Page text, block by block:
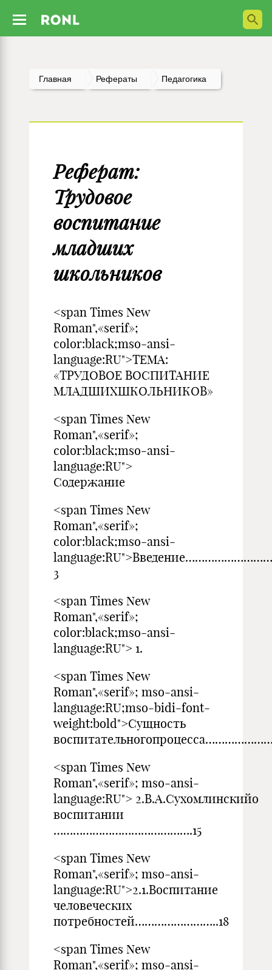
Главная Рефераты Педагогика
Реферат:
Трудовое
воспитание
младших
школьников
<span Times New
Roman",«serif»;
color:black;mso-ansi-
language:RU">ТЕМА:
«ТРУДОВОЕ ВОСПИТАНИЕ
МЛАДШИХШКОЛЬНИКОВ»
<span Times New
Roman",«serif»;
color:black;mso-ansi-
language:RU">
Содержание
<span Times New
Roman",«serif»;
color:black;mso-ansi-
3
<span Times New
Roman",«serif»;
color:black;mso-ansi-
language:RU"> 1.
<span Times New
Roman",«serif»; mso-ansi-
language:RU;mso-bidi-font-
weight:bold">Сущность
<span Times New
Roman",«serif»; mso-ansi-
language:RU"> 2.В.А.Сухомлинскийо
воспитании
…………………………………….15
<span Times New
Roman",«serif»; mso-ansi-
language:RU">2.1.Воспитание
человеческих
потребностей……………………..18
<span Times New
Roman",«serif»; mso-ansi-